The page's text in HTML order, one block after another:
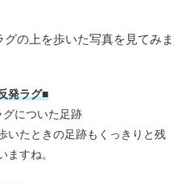
の上を歩いた写真を見てみま
発ラグ■
いたときの足跡もくっきりと残
ますね。